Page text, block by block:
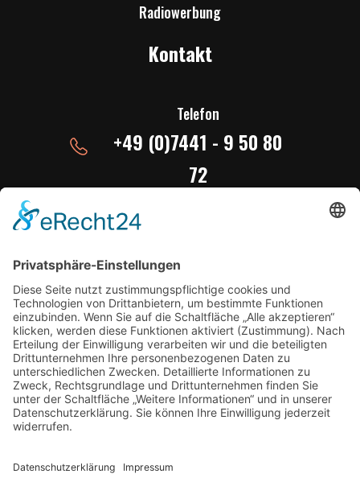
Radiowerbung
Kontakt
Telefon
+49 (0)7441 - 9 50 80
72
studio@radiobw.live
studio@radioschlager1.de
Download App
Radioplayer